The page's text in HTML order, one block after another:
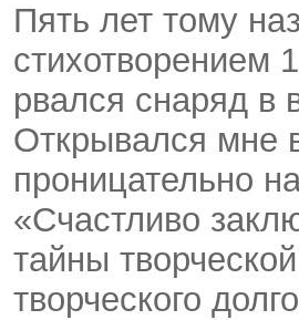
Пять лет тому
стихотворением
рвался снаряд
Открывался мне
проницательно
«Счастливо
тайны
творческого